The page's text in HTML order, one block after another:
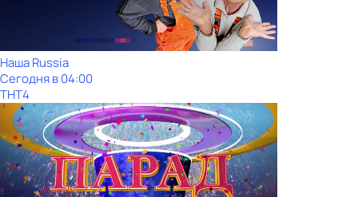
Наша Russia
Сегодня в 04:00
ТНТ4